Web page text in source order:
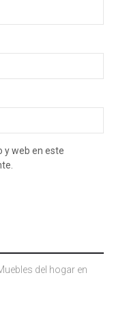
y web en este
del hogar en